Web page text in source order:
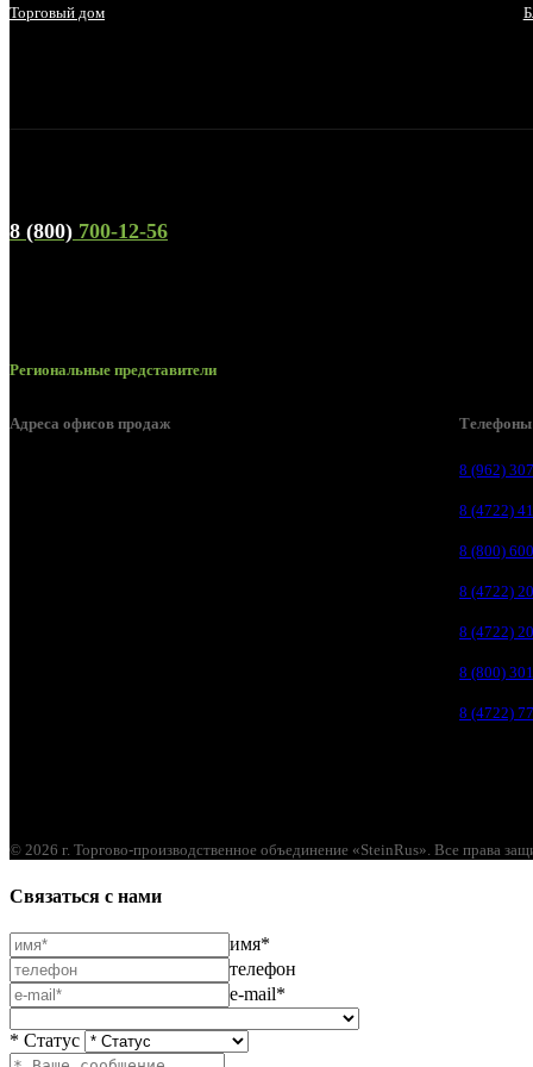
Торговый дом
8 (800) 700-12-56
Региональные представители
Адреса офисов продаж Телефоны
8 (962)
8 (4722)
8 (800)
8 (4722)
8 (4722)
8 (800)
8 (4722)
© 2026 г. Торгово-производственное объединение «SteinRus». Все права
Связаться с нами
имя*
телефон
e-mail*
* Статус